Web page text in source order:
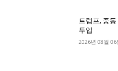
트럼프, 중
투입
2026년 08월 06